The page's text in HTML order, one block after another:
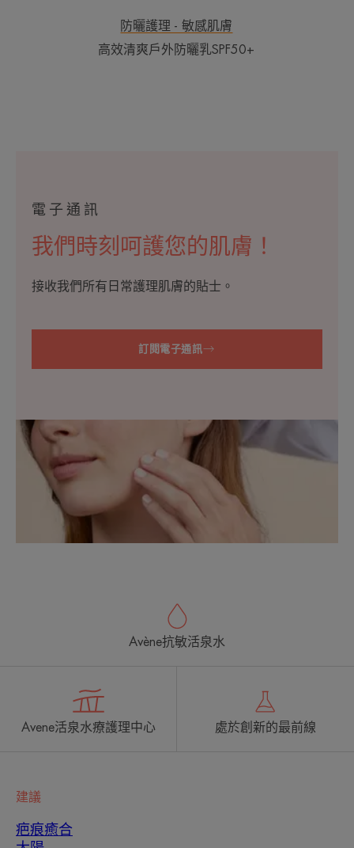
SPF50+
防曬護理 - 敏感肌膚
高效清爽戶外防曬乳SPF50+
電子通訊
我們時刻呵護您的肌膚！
接收我們所有日常護理肌膚的貼士。
訂閱電子通訊
Avène抗敏活泉水
Avene活泉水療護理中心 處於創新的最前線
建議
疤痕癒合